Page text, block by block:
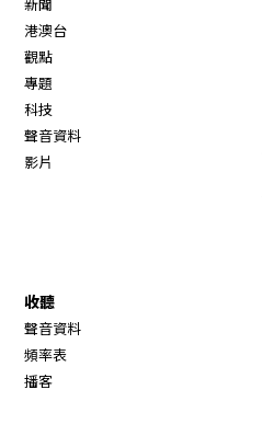
新聞
港澳台
觀點
專題
科技
聲音資料
影片
收聽
聲音資料
頻率表
播客